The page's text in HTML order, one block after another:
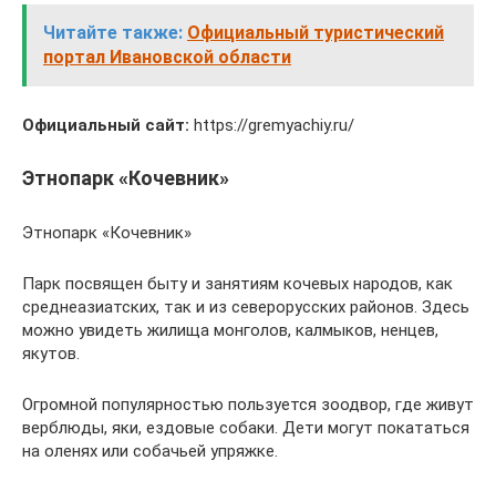
Читайте также: Официальный туристический
портал Ивановской области
Официальный сайт: https://gremyachiy.ru/
Этнопарк «Кочевник»
Этнопарк «Кочевник»
Парк посвящен быту и занятиям кочевых народов, как
среднеазиатских, так и из северорусских районов. Здесь
можно увидеть жилища монголов, калмыков, ненцев,
якутов.
Огромной популярностью пользуется зоодвор, где живут
верблюды, яки, ездовые собаки. Дети могут покататься
на оленях или собачьей упряжке.